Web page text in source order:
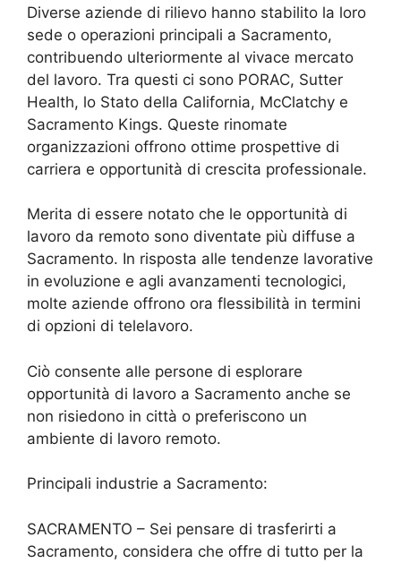
Diverse aziende di rilievo hanno stabilito la loro
sede o operazioni principali a Sacramento,
contribuendo ulteriormente al vivace mercato
del lavoro. Tra questi ci sono PORAC, Sutter
Health, lo Stato della California, McClatchy e
Sacramento Kings. Queste rinomate
organizzazioni offrono ottime prospettive di
carriera e opportunità di crescita professionale.
Merita di essere notato che le opportunità di
lavoro da remoto sono diventate più diffuse a
Sacramento. In risposta alle tendenze lavorative
in evoluzione e agli avanzamenti tecnologici,
molte aziende offrono ora flessibilità in termini
di opzioni di telelavoro.
Ciò consente alle persone di esplorare
opportunità di lavoro a Sacramento anche se
non risiedono in città o preferiscono un
ambiente di lavoro remoto.
Principali industrie a Sacramento:
SACRAMENTO – Sei pensare di trasferirti a
Sacramento, considera che offre di tutto per la